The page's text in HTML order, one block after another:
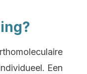
Een